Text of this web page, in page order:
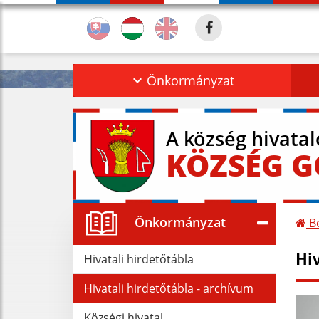
Önkormányzat
A község
KÖZSÉG
Önkormányzat
Hivatali hirdetőtábla
Hivatali hirdetőtábla - archívum